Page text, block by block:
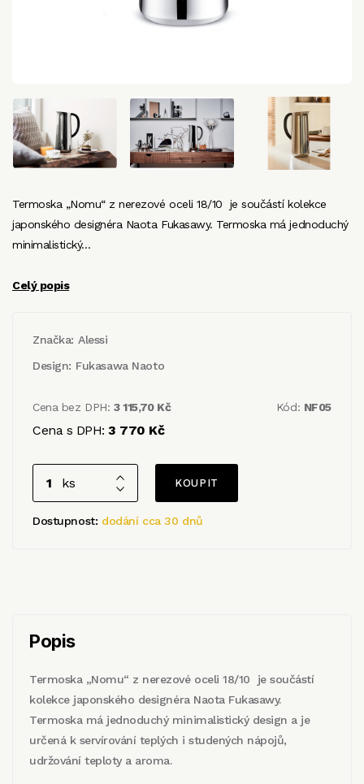
Termoska „Nomu“ z nerezové oceli 18/10 je součástí kolekce
japonského designéra Naota Fukasawy. Termoska má jednoduchý
minimalistický…
Celý popis
Značka: Alessi
Design: Fukasawa Naoto
Cena bez DPH:3 115,70 Kč
Cena s DPH:3 770 Kč
Kód: NF05
ks
Dostupnost: dodání cca 30 dnů
Popis
Termoska „Nomu“ z nerezové oceli 18/10 je součástí
kolekce japonského designéra Naota Fukasawy.
Termoska má jednoduchý minimalistický design a je
určená k servírování teplých i studených nápojů,
udržování teploty a aroma.